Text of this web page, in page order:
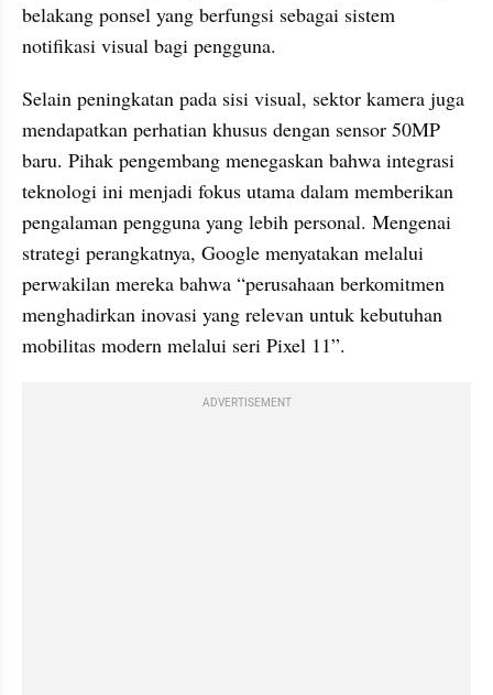
belakang ponsel yang berfungsi sebagai sistem
notifikasi visual bagi pengguna.
Selain peningkatan pada sisi visual, sektor kamera juga
mendapatkan perhatian khusus dengan sensor 50MP
baru. Pihak pengembang menegaskan bahwa integrasi
teknologi ini menjadi fokus utama dalam memberikan
pengalaman pengguna yang lebih personal. Mengenai
strategi perangkatnya, Google menyatakan melalui
perwakilan mereka bahwa “perusahaan berkomitmen
menghadirkan inovasi yang relevan untuk kebutuhan
mobilitas modern melalui seri Pixel 11”.
ADVERTISEMENT